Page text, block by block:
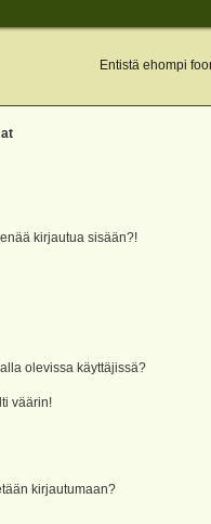
Entistä ehompi
kirjautua sisään?!
olevissa käyttäjissä?
väärin!
kirjautumaan?